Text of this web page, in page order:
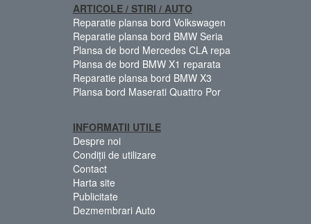
ARTICOLE / STIRI / AUTO
Reparatie plansa bord Volkswagen
Reparatie plansa bord BMW Seria
Plansa de bord Mercedes CLA repa
Plansa de bord BMW X1 reparata
Reparatie plansa bord BMW X3
Plansa bord Maserati Quattro Por
INFORMATII UTILE
Despre noi
Condiții de utilizare
Contact
Harta site
Publicitate
Dezmembrari Auto